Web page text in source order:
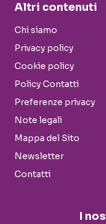
Altri contenuti
Chi siamo
Privacy policy
Cookie policy
Policy Contatti
Preferenze privacy
Note legali
Mappa del Sito
Newsletter
Contatti
I